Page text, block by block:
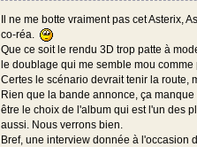
Il ne me botte vraiment pas cet Asterix,
co-réa.
Que ce soit le rendu 3D trop patte à
le doublage qui me semble mou comme
Certes le scénario devrait tenir la route,
Rien que la bande annonce, ça manque
être le choix de l'album qui est l'un des
aussi. Nous verrons bien.
Bref, une interview donnée à l'occasion